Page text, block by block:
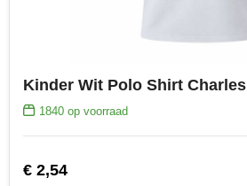
Kinder Wit Polo Shirt Charles
1840op voorraad
€ 2,54